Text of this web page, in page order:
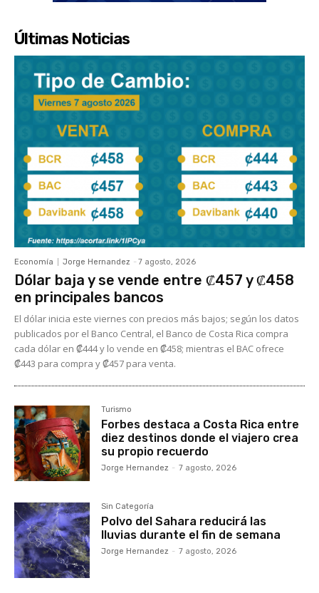
Últimas Noticias
Economía Jorge Hernandez - 7 agosto, 2026
Dólar baja y se vende entre ₡457 y ₡458
en principales bancos
El dólar inicia este viernes con precios más bajos; según los datos
publicados por el Banco Central, el Banco de Costa Rica compra
cada dólar en ₡444 y lo vende en ₡458; mientras el BAC ofrece
₡443 para compra y ₡457 para venta.
Turismo
Forbes destaca a Costa Rica entre
diez destinos donde el viajero crea
su propio recuerdo
Jorge Hernandez - 7 agosto, 2026
Sin Categoría
Polvo del Sahara reducirá las
lluvias durante el fin de semana
Jorge Hernandez - 7 agosto, 2026